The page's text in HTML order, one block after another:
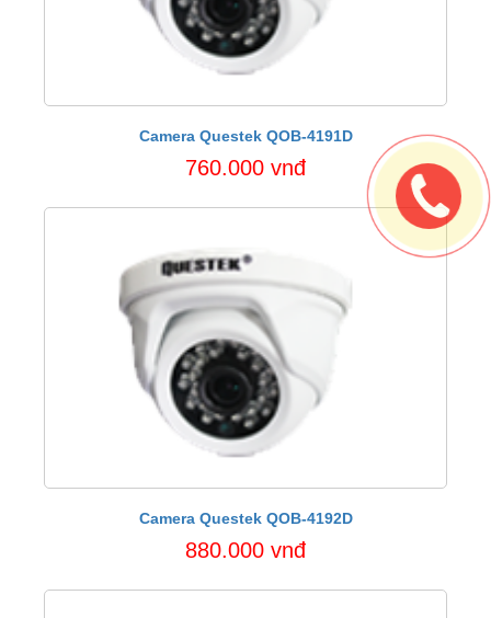
Camera Questek QOB-4191D
760.000 vnđ
Camera Questek QOB-4192D
880.000 vnđ